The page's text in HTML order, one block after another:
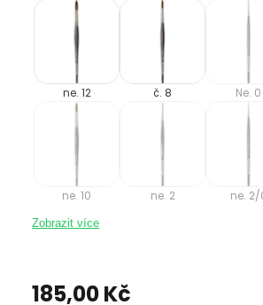
ne. 12 č. 8 Ne. 0
ne. 10 ne. 2 ne. 2/
Zobrazit více
185,00 Kč